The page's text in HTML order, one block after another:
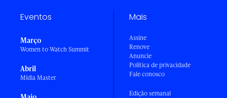
Eventos
Março
Women to Watch Summit
Abril
Mídia Master
Mais
Assine
Renove
Anuncie
Política de privacidade
Fale conosco
Edição semanal